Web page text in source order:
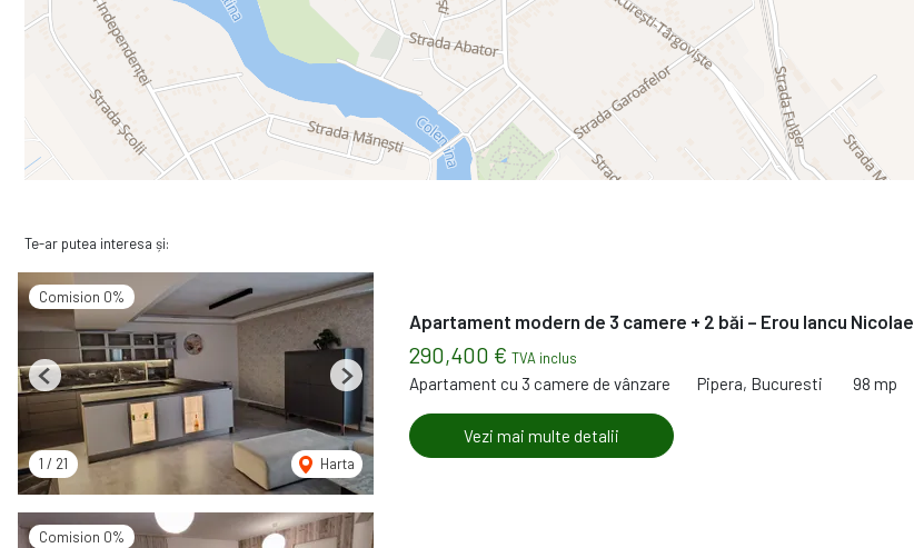
Te-ar putea interesa și:
Comision 0%
1 / 21 Harta
Previous Next
Apartament modern de 3 camere + 2 băi – Erou Iancu Nicolae
290,400 € TVA inclus
Apartament cu 3 camere de vânzare Pipera, Bucuresti 98 mp
Vezi mai multe detalii
Comision 0%